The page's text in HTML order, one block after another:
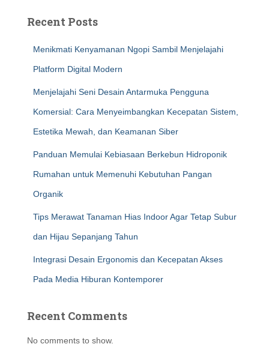
Recent Posts
Menikmati Kenyamanan Ngopi Sambil Menjelajahi
Platform Digital Modern
Menjelajahi Seni Desain Antarmuka Pengguna
Komersial: Cara Menyeimbangkan Kecepatan Sistem,
Estetika Mewah, dan Keamanan Siber
Panduan Memulai Kebiasaan Berkebun Hidroponik
Rumahan untuk Memenuhi Kebutuhan Pangan
Organik
Tips Merawat Tanaman Hias Indoor Agar Tetap Subur
dan Hijau Sepanjang Tahun
Integrasi Desain Ergonomis dan Kecepatan Akses
Pada Media Hiburan Kontemporer
Recent Comments
No comments to show.